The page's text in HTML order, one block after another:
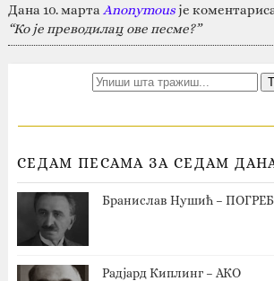
Дана 10. марта Anonymousје
“Ко је преводилац ове песме?”
СЕДАМ ПЕСАМА ЗА СЕДАМ
Бранислав Нушић –
Радјард Киплинг – АКО